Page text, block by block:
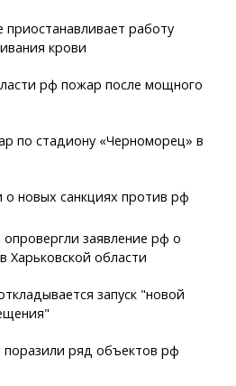
приостанавливает работу
крови
рф пожар после мощного
по стадиону «Черноморец» в
новых санкциях против рф
заявление рф о
Харьковской области
запуск "новой
ряд объектов рф